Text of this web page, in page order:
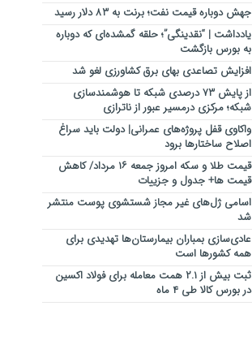
جهش دوباره قیمت نفت؛ برنت به ۸۳ دلار رسید
یادداشت | “نقدینگی”؛ حلقه گمشده‌ای که دوباره
به بورس بازگشت
افزایش تصاعدی بهای برق کشاورزی لغو شد
از پایش ۷۳ درصدی شبکه تا هوشمندسازی
شبکه؛ مرکزی درمسیر عبور از ناترازی
واکاوی قفل پروژه‌های عمرانی| دولت باید سراغ
اصلاح ساختارها برود
قیمت طلا و سکه امروز جمعه ۱۶ مرداد/ کاهش
قیمت ها+ جدول و جزییات
اسامی ژل‌های غیر مجاز شستشوی پوست منتشر
شد
عادی‌سازی بمباران بیمارستان‌ها تهدیدی برای
همه کشورها است
ثبت بیش از ۲.۱ همت معامله برای فولاد اکسین
در بورس کالا طی ۴ ماه